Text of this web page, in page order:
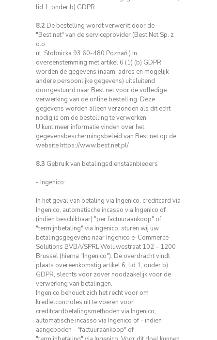
lid 1, onder b) GDPR.
8.2 De bestelling wordt verwerkt door de
"Best.net" van de serviceprovider (Best.Net Sp. z
o.o.
ul. Stobnicka 93 60-480 Poznań.) In
overeenstemming met artikel 6 (1) (b) GDPR
worden de gegevens (naam, adres en mogelijk
andere persoonlijke gegevens) uitsluitend
doorgestuurd naar Best.net voor de volledige
verwerking van de online bestelling. Deze
gegevens worden alleen verzonden als dit echt
nodig is om de bestelling te verwerken.
U kunt meer informatie vinden over het
gegevensbeschermingsbeleid van Best.net op de
website https://www.best.net.pl/
8.3 Gebruik van betalingsdienstaanbieders
- Ingenico:
In het geval van betaling via Ingenico, creditcard via
Ingenico, automatische incasso via Ingenico of
(indien beschikbaar) "per factuuraankoop" of
"termijnbetaling" via Ingenico, sturen wij uw
betalingsgegevens naar Ingenico e-Commerce
Solutions BVBA/SPRL,Woluwestraat 102 – 1200
Brussel (hierna "Ingenico"). De overdracht vindt
plaats overeenkomstig artikel 6, lid 1, onder b)
GDPR, slechts voor zover noodzakelijk voor de
verwerking van betalingen.
Ingenico behoudt zich het recht voor om
kredietcontroles uit te voeren voor
creditcardbetalingsmethoden via Ingenico,
automatische incasso via Ingenico of - indien
aangeboden - "factuuraankoop" of